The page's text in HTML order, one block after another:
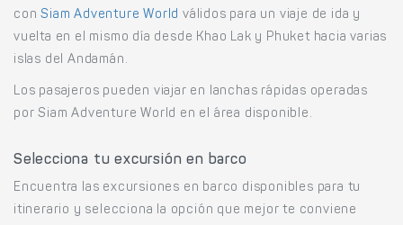
conSiam Adventure World válidos para un viaje de ida y
vuelta en el mismo día desde Khao Lak y Phuket hacia varias
islas del Andamán.
Los pasajeros pueden viajar en lanchas rápidas operadas
por Siam Adventure World en el área disponible.
Selecciona tu excursión en barco
Encuentra las excursiones en barco disponibles para tu
itinerario y selecciona la opción que mejor te conviene